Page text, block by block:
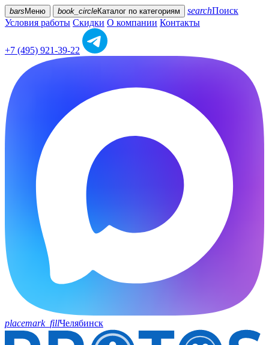
bars Меню book_circleКаталог по категориям searchПоиск
Условия работы Скидки О компании Контакты
+7 (495) 921-39-22
placemark_fillЧелябинск